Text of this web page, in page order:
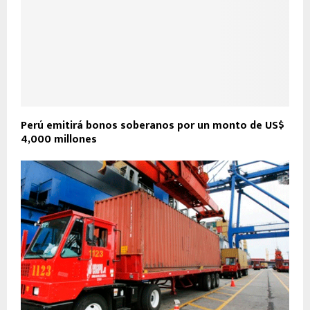
Perú emitirá bonos soberanos por un monto de US$
4,000 millones